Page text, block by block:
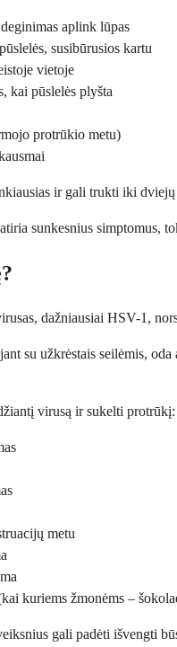
aplink lūpas
susibūrusios kartu
vietoje
kai pūslelės plyšta
protrūkio metu)
ir gali trukti iki
sunkesnius simptomus,
dažniausiai HSV-1,
su užkrėstais seilėmis,
virusą ir sukelti protrūkį:
metu
kuriems žmonėms –
gali padėti išvengti